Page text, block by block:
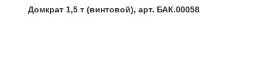
Домкрат 1,5 т (винтовой), арт. БАК.00058